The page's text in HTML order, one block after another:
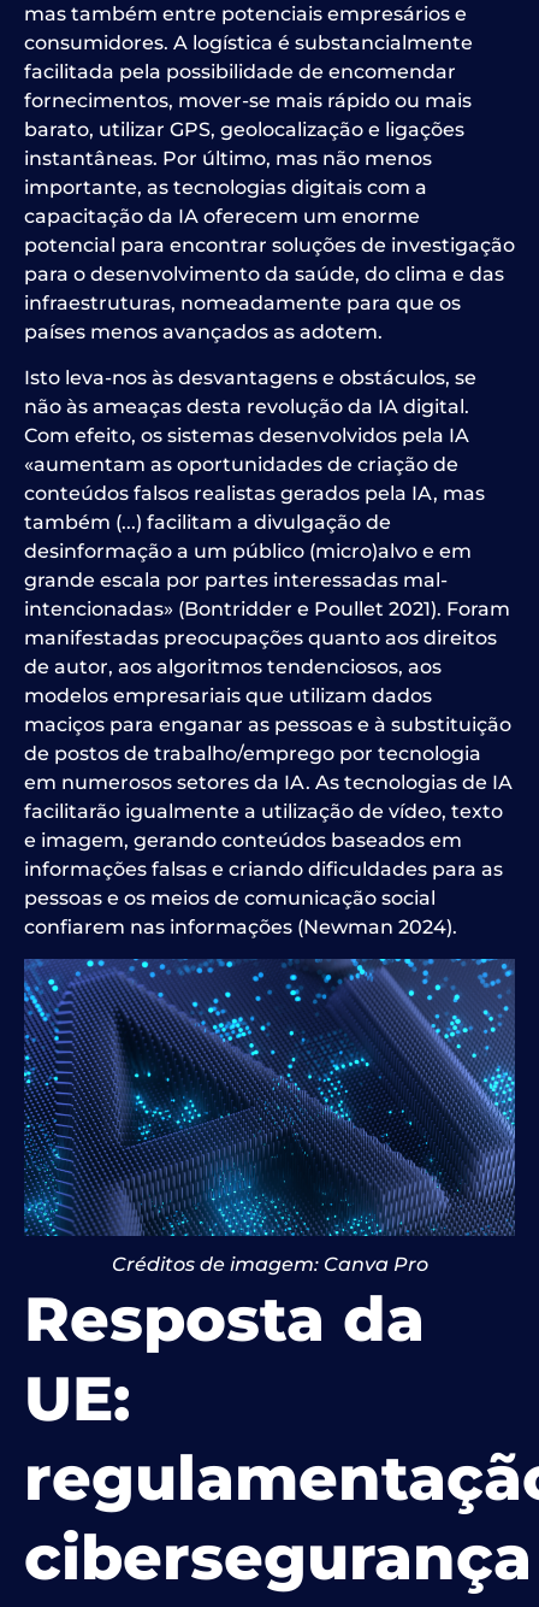
mas também entre potenciais empresários e
consumidores. A logística é substancialmente
facilitada pela possibilidade de encomendar
fornecimentos, mover-se mais rápido ou mais
barato, utilizar GPS, geolocalização e ligações
instantâneas. Por último, mas não menos
importante, as tecnologias digitais com a
capacitação da IA oferecem um enorme
potencial para encontrar soluções de investigação
para o desenvolvimento da saúde, do clima e das
infraestruturas, nomeadamente para que os
países menos avançados as adotem.
Isto leva-nos às desvantagens e obstáculos, se
não às ameaças desta revolução da IA digital.
Com efeito, os sistemas desenvolvidos pela IA
«aumentam as oportunidades de criação de
conteúdos falsos realistas gerados pela IA, mas
também (...) facilitam a divulgação de
desinformação a um público (micro)alvo e em
grande escala por partes interessadas mal-
intencionadas» (Bontridder e Poullet 2021). Foram
manifestadas preocupações quanto aos direitos
de autor, aos algoritmos tendenciosos, aos
modelos empresariais que utilizam dados
maciços para enganar as pessoas e à substituição
de postos de trabalho/emprego por tecnologia
em numerosos setores da IA. As tecnologias de IA
facilitarão igualmente a utilização de vídeo, texto
e imagem, gerando conteúdos baseados em
informações falsas e criando dificuldades para as
pessoas e os meios de comunicação social
confiarem nas informações (Newman 2024).
Créditos de imagem: Canva Pro
Resposta da
UE:
cibersegurança